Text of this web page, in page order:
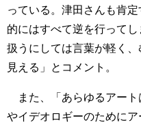
っている。津田さんも肯
的にはすべて逆を行って
扱うにしては言葉が軽く
見える」とコメント。
また、「あらゆるアー
やイデオロギーのために